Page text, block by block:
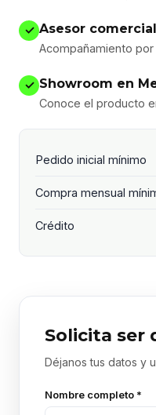
✓ Asesor
Acompañamiento por
✓ Showroom en
Conoce el producto
Pedido inicial mínimo
Compra mensual
Crédito
Solicita ser
Déjanos tus datos y
Nombre completo *